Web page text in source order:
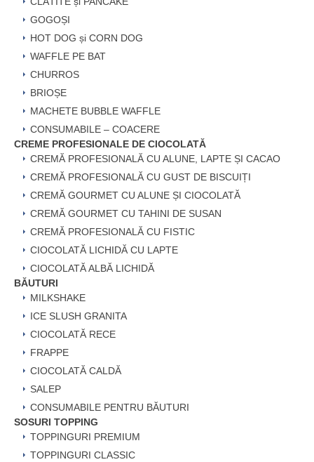
GOGOȘI
HOT DOG și CORN DOG
WAFFLE PE BAT
CHURROS
BRIOȘE
MACHETE BUBBLE WAFFLE
CONSUMABILE – COACERE
CREME PROFESIONALE DE CIOCOLATĂ
CREMĂ PROFESIONALĂ CU ALUNE, LAPTE ȘI CACAO
CREMĂ PROFESIONALĂ CU GUST DE BISCUIȚI
CREMĂ GOURMET CU ALUNE ȘI CIOCOLATĂ
CREMĂ GOURMET CU TAHINI DE SUSAN
CREMĂ PROFESIONALĂ CU FISTIC
CIOCOLATĂ LICHIDĂ CU LAPTE
CIOCOLATĂ ALBĂ LICHIDĂ
BĂUTURI
MILKSHAKE
ICE SLUSH GRANITA
CIOCOLATĂ RECE
FRAPPE
CIOCOLATĂ CALDĂ
SALEP
CONSUMABILE PENTRU BĂUTURI
SOSURI TOPPING
TOPPINGURI PREMIUM
TOPPINGURI CLASSIC